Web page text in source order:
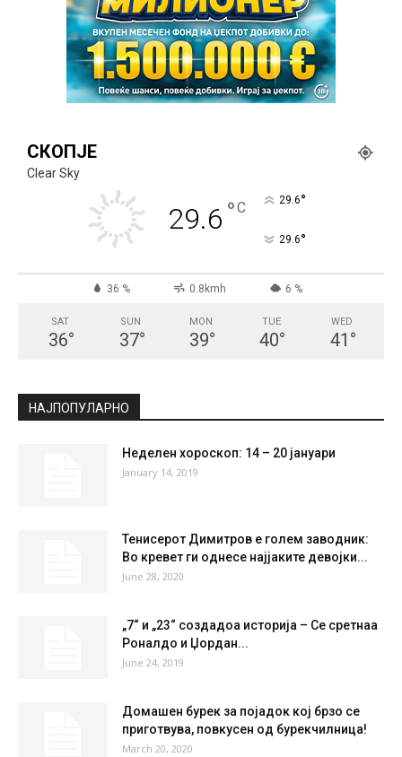
СКОПЈЕ
Clear Sky
29.6 °C 29.6°
29.6°
36 % 0.8kmh 6 %
SAT
36°
SUN
37°
MON
39°
TUE
40°
WED
41 °
НАЈПОПУЛАРНО
Неделен хороскоп: 14 – 20 јануари
January 14, 2019
Тенисерот Димитров е голем заводник:
Во кревет ги однесе најјаките девојки...
June 28, 2020
„7“ и „23“ создадоа историја – Се сретнаа
Роналдо и Џордан...
June 24, 2019
Домашен бурек за појадок кој брзо се
приготвува, повкусен од бурекчилница!
March 20, 2020